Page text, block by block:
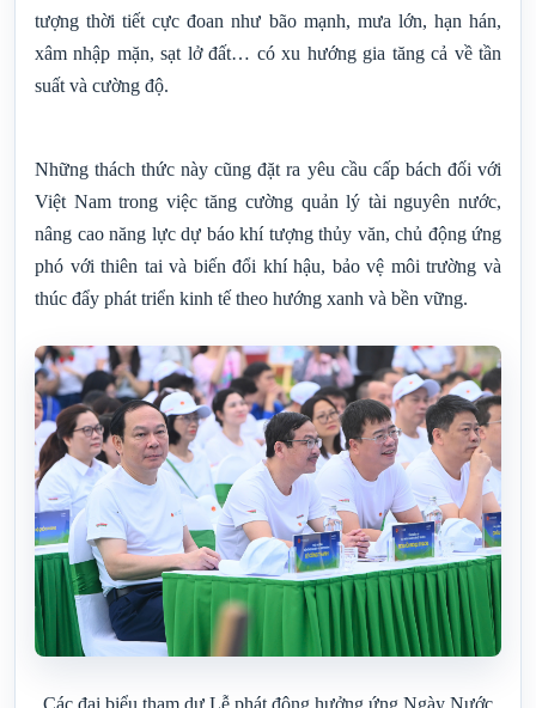
tượng thời tiết cực đoan như bão mạnh, mưa lớn, hạn hán,
xâm nhập mặn, sạt lở đất… có xu hướng gia tăng cả về tần
suất và cường độ.
Những thách thức này cũng đặt ra yêu cầu cấp bách đối với
Việt Nam trong việc tăng cường quản lý tài nguyên nước,
nâng cao năng lực dự báo khí tượng thủy văn, chủ động ứng
phó với thiên tai và biến đổi khí hậu, bảo vệ môi trường và
thúc đẩy phát triển kinh tế theo hướng xanh và bền vững.
Các đại biểu tham dự Lễ phát động hưởng ứng Ngày Nước